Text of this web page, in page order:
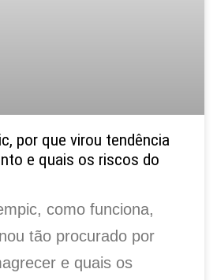
por que virou tendência
e quais os riscos do
como funciona,
tão procurado por
e quais os